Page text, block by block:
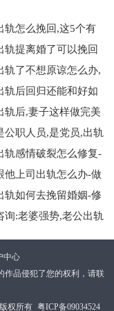
轨怎么挽回,这5个有
错过
轨提离婚了可以挽回
轨了不想原谅怎么办,
拿捏
轨后回归还能和好如
答案
轨后,妻子这样做完美
公职人员,是党员,出轨
轨感情破裂怎么修复-
10招
他上司出轨怎么办-做
挽回
轨如何去挽留婚姻-修
法
询:老婆强势,老公出轨
中心
作品侵犯了您的权利，请联
权所有 粤ICP备09034524